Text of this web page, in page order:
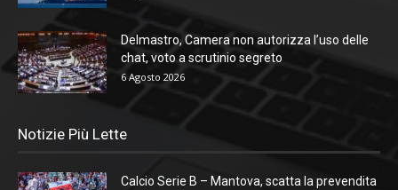
Delmastro, Camera non autorizza l’uso delle
chat, voto a scrutinio segreto
6 Agosto 2026
Notizie Più Lette
Calcio Serie B – Mantova, scatta la prevendita